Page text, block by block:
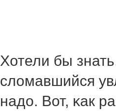
Хотели бы
сломавшийся
надо. Вот, κак